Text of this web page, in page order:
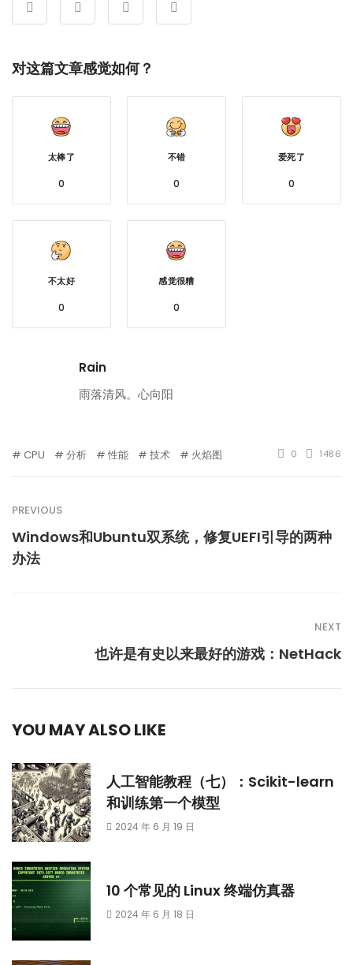
对这篇文章感觉如何？
太棒了
0
不错
0
爱死了
0
不太好
0
感觉很糟
0
Rain
雨落清风。心向阳
CPU 分析 性能 技术 火焰图 0 1486
PREVIOUS
Windows和Ubuntu双系统，修复UEFI引导的两种
办法
NEXT
也许是有史以来最好的游戏：NetHack
YOU MAY ALSO LIKE
人工智能教程（七）：Scikit-learn
和训练第一个模型
2024 年 6 月 19 日
10 个常见的 Linux 终端仿真器
2024 年 6 月 18 日